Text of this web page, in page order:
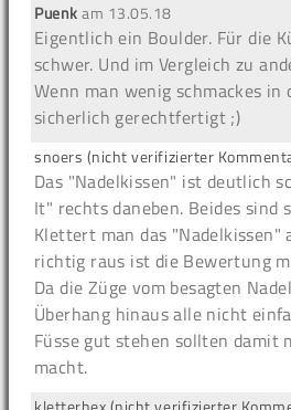
Puenkam 13.05.18
Eigentlich ein Boulder. Für die
schwer. Und im Vergleich zu
Wenn man wenig schmackes
sicherlich gerechtfertigt ;)
snoers (nicht verifizierter
Das "Nadelkissen" ist deutlich
It" rechts daneben. Beides sind
Klettert man das "Nadelkissen"
richtig raus ist die Bewertung
Da die Züge vom besagten
Überhang hinaus alle nicht
Füsse gut stehen sollten damit
macht.